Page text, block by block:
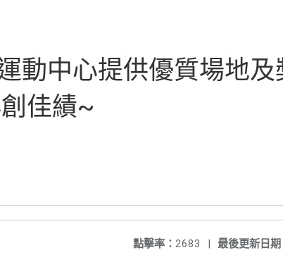
動中心提供優質場地
佳績~
最後更新日期
點擊率： 2683 |